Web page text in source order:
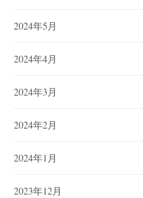
2024年5月
2024年4月
2024年3月
2024年2月
2024年1月
2023年12月